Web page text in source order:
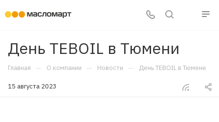
День TEBOIL в Тюмени
Главная — О компании — Новости — День TEBOIL в Тюмени
15 августа 2023